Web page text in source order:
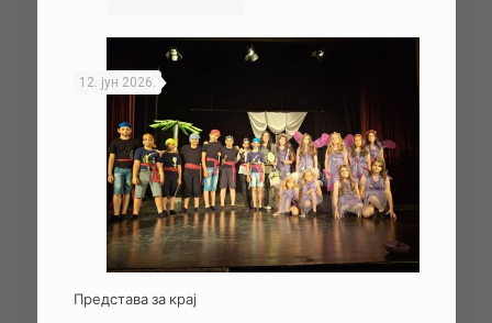
12. јун 2026.
Представа за крај